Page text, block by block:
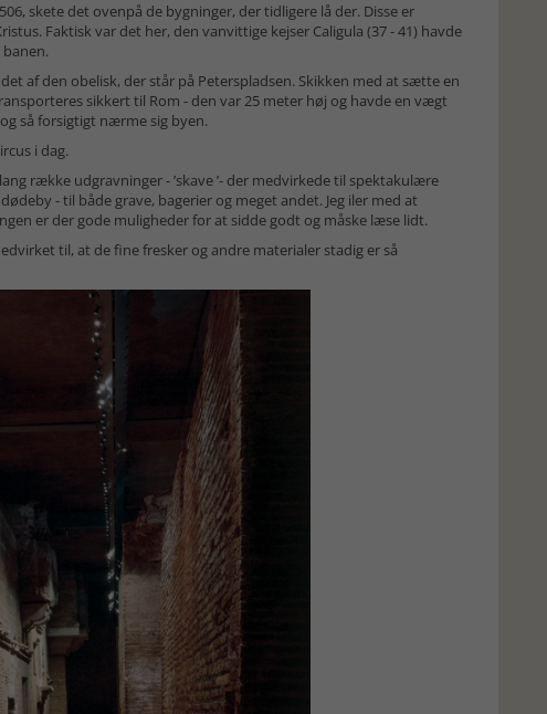
skete det ovenpå de bygninger, der tidligere lå der. Disse er
Faktisk var det her, den vanvittige kejser Caligula (37 - 41) havde
banen.
af den obelisk, der står på Peterspladsen. Skikken med at sætte en
sikkert til Rom - den var 25 meter høj og havde en vægt
så forsigtigt nærme sig byen.
i dag.
række udgravninger - ’skave ’- der medvirkede til spektakulære
- til både grave, bagerier og meget andet. Jeg iler med at
er der gode muligheder for at sidde godt og måske læse lidt.
til, at de fine fresker og andre materialer stadig er så